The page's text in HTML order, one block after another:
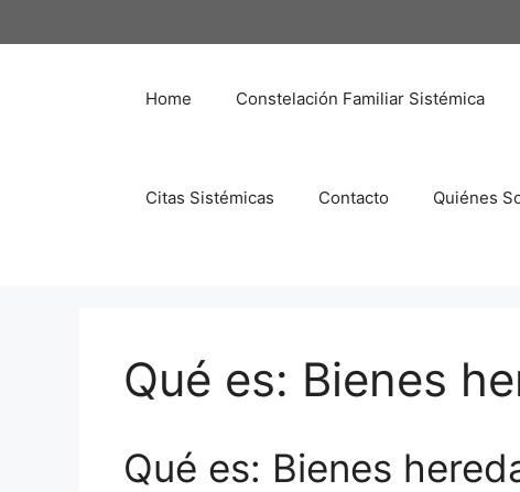
al
Home Constelación Familiar Sistémica
Citas Sistémicas Contacto Quiénes
Qué es: Bienes
Qué es: Bienes